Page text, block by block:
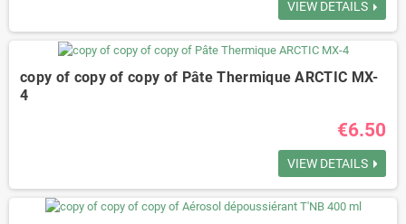
VIEW DETAILS
copy of copy of copy of Pâte Thermique ARCTIC MX-
4
€6.50
VIEW DETAILS